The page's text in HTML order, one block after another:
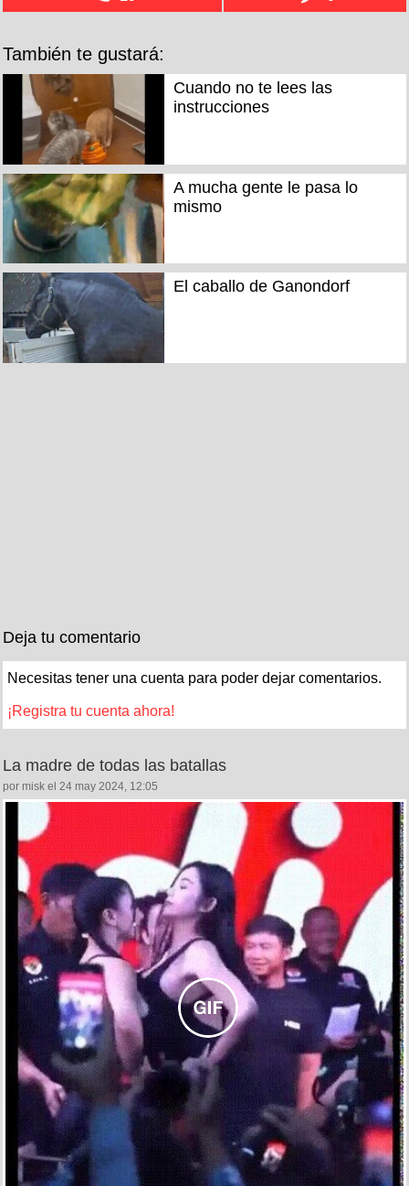
También te gustará:
Cuando no te lees las
instrucciones
A mucha gente le pasa lo
mismo
El caballo de Ganondorf
Deja tu comentario
Necesitas tener una cuenta para poder dejar comentarios.
¡Registra tu cuenta ahora!
La madre de todas las batallas
por misk el 24 may 2024, 12:05